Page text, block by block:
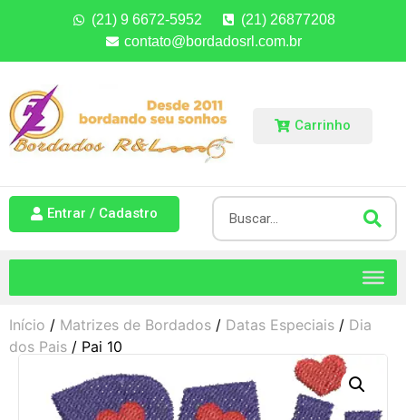
(21) 9 6672-5952
(21) 26877208
contato@bordadosrl.com.br
Carrinho
Entrar / Cadastro
Início / Matrizes de Bordados / Datas Especiais / Dia
dos Pais / Pai 10